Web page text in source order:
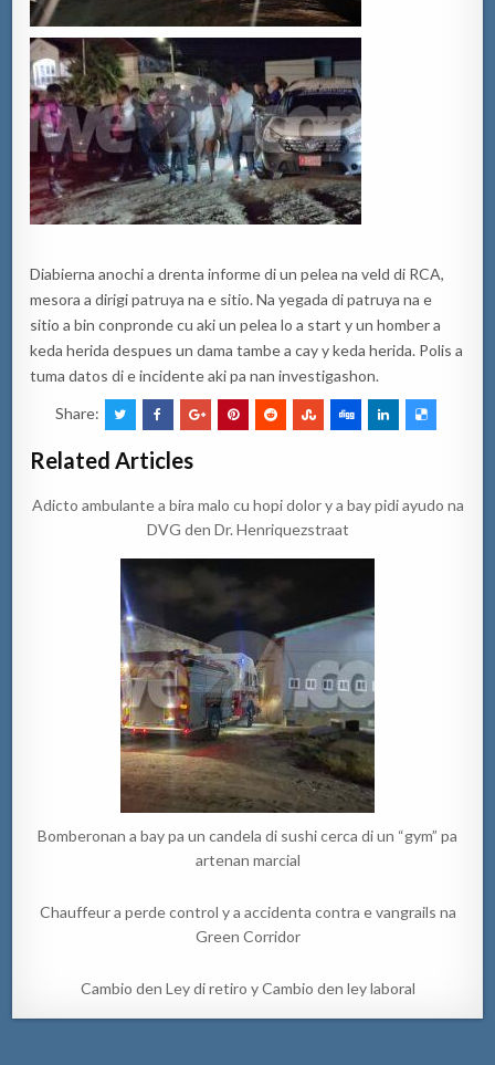
Diabierna anochi a drenta informe di un pelea na veld di RCA,
mesora a dirigi patruya na e sitio. Na yegada di patruya na e
sitio a bin conpronde cu aki un pelea lo a start y un homber a
keda herida despues un dama tambe a cay y keda herida. Polis a
tuma datos di e incidente aki pa nan investigashon.
Share:
Related Articles
Adicto ambulante a bira malo cu hopi dolor y a bay pidi ayudo na
DVG den Dr. Henriquezstraat
Bomberonan a bay pa un candela di sushi cerca di un “gym” pa
artenan marcial
Chauffeur a perde control y a accidenta contra e vangrails na
Green Corridor
Cambio den Ley di retiro y Cambio den ley laboral